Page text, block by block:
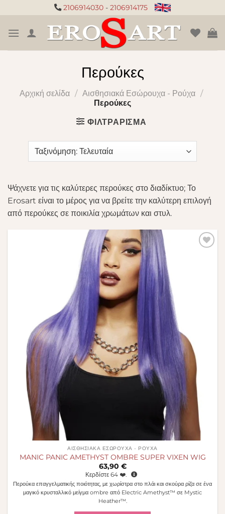
περιεχόμενο
2106914030 - 2106914175
Περούκες
Αρχική σελίδα / Αισθησιακά Εσώρουχα - Ρούχα /
Περούκες
ΦΙΛΤΡΆΡΙΣΜΑ
Ψάχνετε για τις καλύτερες περούκες στο διαδίκτυο; Το
Erosart είναι το μέρος για να βρείτε την καλύτερη επιλογή
από περούκες σε ποικιλία χρωμάτων και στυλ.
ΑΙΣΘΗΣΙΑΚΆ ΕΣΏΡΟΥΧΑ - ΡΟΎΧΑ
MANIC PANIC AMETHYST OMBRE SUPER VIXEN WIG
63,90 €
Κερδίστε 64 ❤️.
Περούκα επαγγελματικής ποιότητας, με χωρίστρα στο πλάι και σκούρα ρίζα σε ένα
μαγικό κρυσταλλικό μείγμα ombre από Electric Amethyst™ σε Mystic
Heather™.